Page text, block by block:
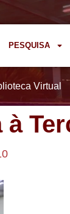
PESQUISA
Virtual